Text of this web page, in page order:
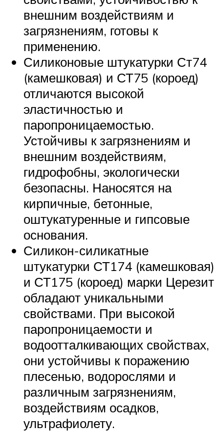
внешним воздействиям и
загрязнениям, готовы к
применению.
Силиконовые штукатурки Ст74
(камешковая) и СТ75 (короед)
отличаются высокой
эластичностью и
паропроницаемостью.
Устойчивы к загрязнениям и
внешним воздействиям,
гидрофобны, экологически
безопасны. Наносятся на
кирпичные, бетонные,
оштукатуренные и гипсовые
основания.
Силикон-силикатные
штукатурки СТ174 (камешковая)
и СТ175 (короед) марки Церезит
обладают уникальными
свойствами. При высокой
паропроницаемости и
водоотталкивающих свойствах,
они устойчивы к поражению
плесенью, водорослями и
различным загрязнениям,
воздействиям осадков,
ультрафиолету.